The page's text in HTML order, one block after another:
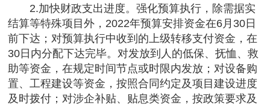
2.加快财政支出进度。强化预算执行，除需据实
结算等特殊项目外，2022年预算安排资金在6月30日
前下达；对预算执行中收到的上级转移支付资金，在
30日内分配下达完毕。对发放到人的低保、抚恤、救
助等资金，在规定时间节点或时限内发放；对设备购
置、工程建设等资金，按照合同约定及项目建设进度
及时拨付；对涉企补贴、贴息类资金，按政策要求及